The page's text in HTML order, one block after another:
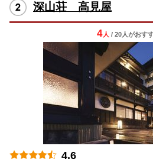
深山荘 高見屋
4人 / 20人がおす
4.6